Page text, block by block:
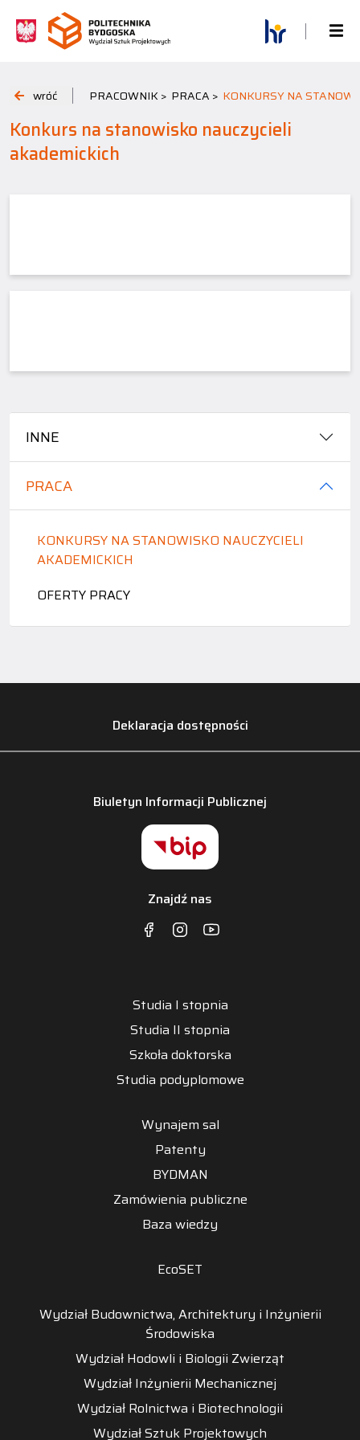
wróć PRACOWNIK > PRACA > KONKURSY NA
INNE
PRACA
KONKURSY NA STANOWISKO NAUCZYCIELI
AKADEMICKICH
OFERTY PRACY
Konkurs na stanowisko nauczycieli
akademickich
Deklaracja dostępności
Biuletyn Informacji Publicznej
Znajdź nas
Studia I stopnia
Studia II stopnia
Szkoła doktorska
Studia podyplomowe
Wynajem sal
Patenty
BYDMAN
Zamówienia publiczne
Baza wiedzy
EcoSET
Wydział Budownictwa, Architektury i Inżynierii
Środowiska
Wydział Hodowli i Biologii Zwierząt
Wydział Inżynierii Mechanicznej
Wydział Rolnictwa i Biotechnologii
Wydział Sztuk Projektowych